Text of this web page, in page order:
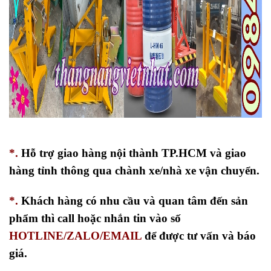
*. Hỗ trợ giao hàng nội thành TP.HCM và giao
hàng tỉnh thông qua chành xe/nhà xe vận chuyển.
*. Khách hàng có nhu cầu và quan tâm đến sản
phẩm thì call hoặc nhắn tin vào số
HOTLINE/ZALO/EMAIL để được tư vấn và báo
giá.